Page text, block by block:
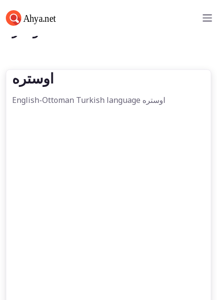
اوستره
اوستره
English-Ottoman Turkish language اوستره